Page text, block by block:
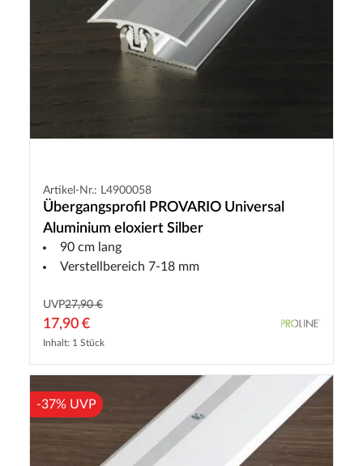
Artikel-Nr.: L4900058
Übergangsprofil PROVARIO Universal
Aluminium eloxiert Silber
90 cm lang
Verstellbereich 7-18 mm
UVP27,90 €
17,90 €
Inhalt: 1 Stück
-37% UVP